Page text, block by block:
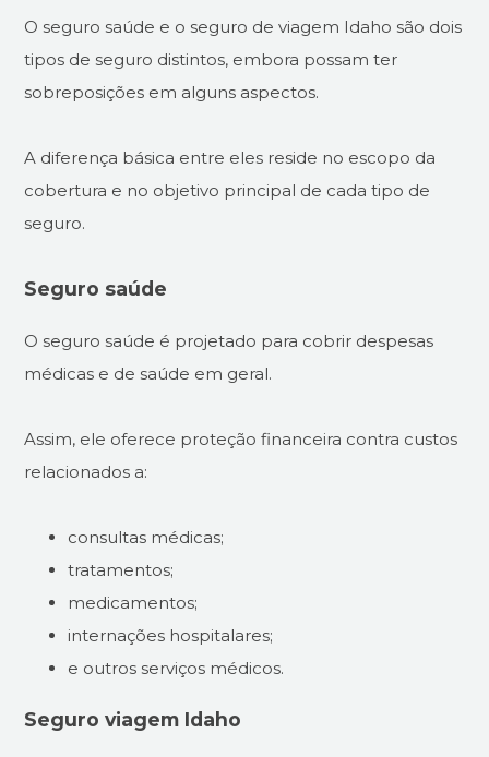
O seguro saúde e o seguro de viagem Idaho são dois
tipos de seguro distintos, embora possam ter
sobreposições em alguns aspectos.
A diferença básica entre eles reside no escopo da
cobertura e no objetivo principal de cada tipo de
seguro.
Seguro saúde
O seguro saúde é projetado para cobrir despesas
médicas e de saúde em geral.
Assim, ele oferece proteção financeira contra custos
relacionados a:
consultas médicas;
tratamentos;
medicamentos;
internações hospitalares;
e outros serviços médicos.
Seguro viagem Idaho